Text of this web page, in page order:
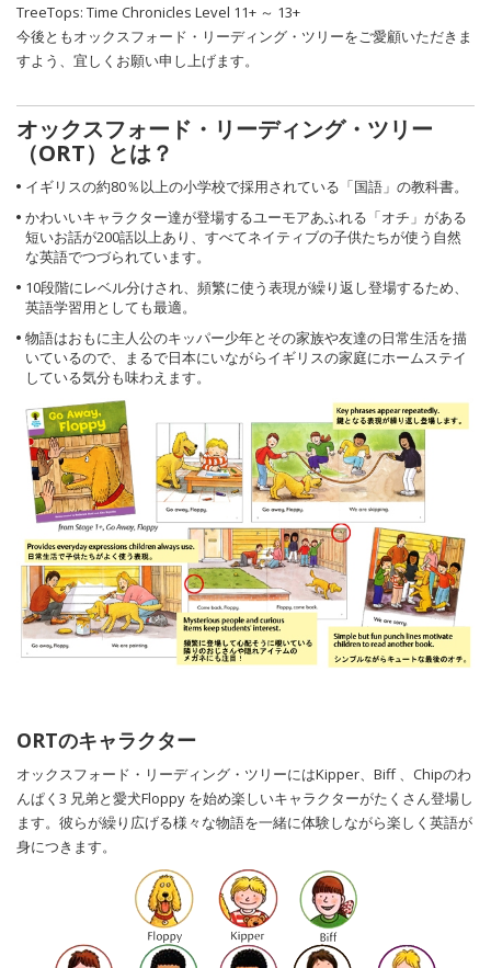
TreeTops: Time Chronicles Level 11+ ～ 13+
今後ともオックスフォード・リーディング・ツリーをご愛顧いただきま
すよう、宜しくお願い申し上げます。
オックスフォード・リーディング・ツリー
（ORT）とは？
イギリスの約80％以上の小学校で採用されている「国語」の教科書。
かわいいキャラクター達が登場するユーモアあふれる「オチ」がある
短いお話が200話以上あり、すべてネイティブの子供たちが使う自然
な英語でつづられています。
10段階にレベル分けされ、頻繁に使う表現が繰り返し登場するため、
英語学習用としても最適。
物語はおもに主人公のキッパー少年とその家族や友達の日常生活を描
いているので、まるで日本にいながらイギリスの家庭にホームステイ
している気分も味わえます。
ORTのキャラクター
オックスフォード・リーディング・ツリーにはKipper、Biff 、Chipのわ
んぱく3 兄弟と愛犬Floppy を始め楽しいキャラクターがたくさん登場し
ます。彼らが繰り広げる様々な物語を一緒に体験しながら楽しく英語が
身につきます。